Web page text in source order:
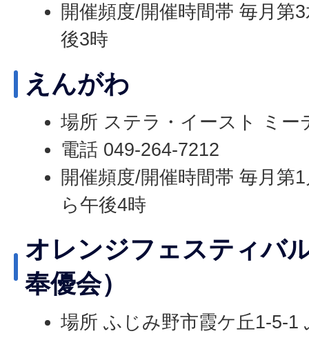
開催頻度/開催時間帯 毎月第
後3時
えんがわ
場所 ステラ・イースト ミー
電話 049-264-7212
開催頻度/開催時間帯 毎月第
ら午後4時
オレンジフェスティバ
奉優会）
場所 ふじみ野市霞ケ丘1-5-1